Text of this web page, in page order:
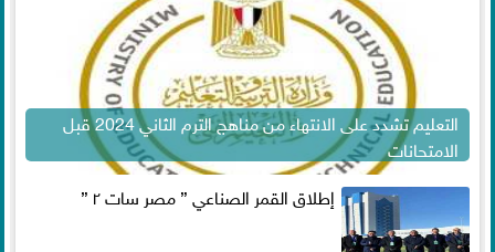
التعليم تشدد على الانتهاء من مناهج الترم الثاني 2024 قبل
الامتحانات
إطلاق القمر الصناعي ” مصر سات ٢ ”